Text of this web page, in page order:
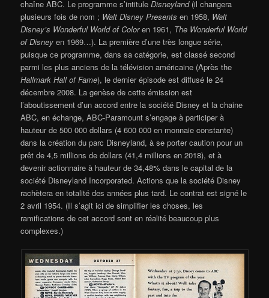
chaîne ABC. Le programme s’intituleDisneyland(il changera
plusieurs fois de nom ; Walt Disney Presentsen 1958, Walt
Disney’s Wonderful World of Coloren 1961, The Wonderful World
of Disneyen 1969…). La première d’une très longue série,
puisque ce programme, dans sa catégorie, est classé second
parmi les plus anciens de la télévision américaine (Après the
Hallmark Hall of Fame), le dernier épisode est diffusé le 24
décembre 2008. La genèse de cette émission est
l’aboutissement d’un accord entre la société Disney et la chaine
ABC, en échange, ABC-Paramount s’engage à participer à
hauteur de 500 000 dollars (4 600 000 en monnaie constante)
dans la création du parc Disneyland, à se porter caution pour un
prêt de 4,5 millions de dollars (41,4 millions en 2018), et à
devenir actionnaire à hauteur de 34,48% dans le capital de la
société Disneyland Incorporated. Actions que la société Disney
rachètera en totalité des années plus tard. Le contrat est signé le
2 avril 1954. (Il s’agit ici de simplifier les choses, les
ramifications de cet accord sont en réalité beaucoup plus
complexes.)